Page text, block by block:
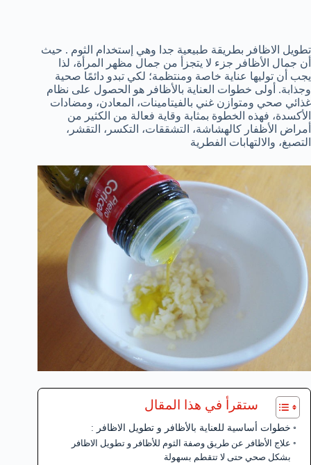
تطويل الاظافر بطريقة طبيعية جدا وهي إستخدام الثوم . حيث
أن جمال الأظافر جزء لا يتجزأ من جمال مظهر المرأة، لذا
يجب أن توليها عناية خاصة ومنتظمة؛ لكي تبدو دائمًا صحية
وجذابة. أولى خطوات العناية بالأظافر هو الحصول على نظام
غذائي صحي ومتوازن غني بالفيتامينات، المعادن، ومضادات
الأكسدة، فهذه الخطوة بمثابة وقاية فعالة من الكثير من
أمراض الأظفار كالهشاشة، التشققات، التكسر، التقشر،
التصبغ، والالتهابات الفطرية
ستقرأ في هذا المقال
خطوات أساسية للعناية بالأظافر و تطويل الاظافر :
علاج الأظافر عن طريق وصفة الثوم للأظافر و تطويل الاظافر
بشكل صحي حتى لا تتقطم بسهولة